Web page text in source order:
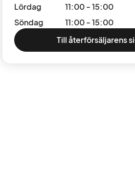
Lördag
11:00 - 15:00
Söndag
11:00 - 15:00
Till återförsäljarens